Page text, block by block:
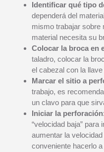
Identificar qué tipo
dependerá del
mismo trabajar sobre
material necesita su
Colocar la broca en
taladro, colocar la
el cabezal con la
Marcar el sitio a
trabajo, es
un clavo para que
Iniciar la perforación
“velocidad baja” para
aumentar la
conveniente hacerlo